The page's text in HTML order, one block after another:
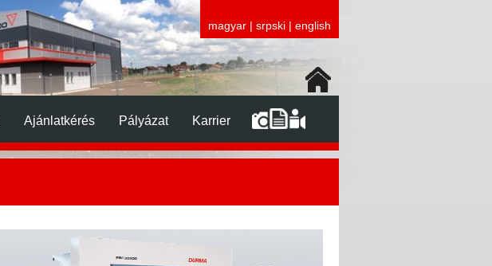
magyar | srpski | english
Ajánlatkérés Pályázat Karrier